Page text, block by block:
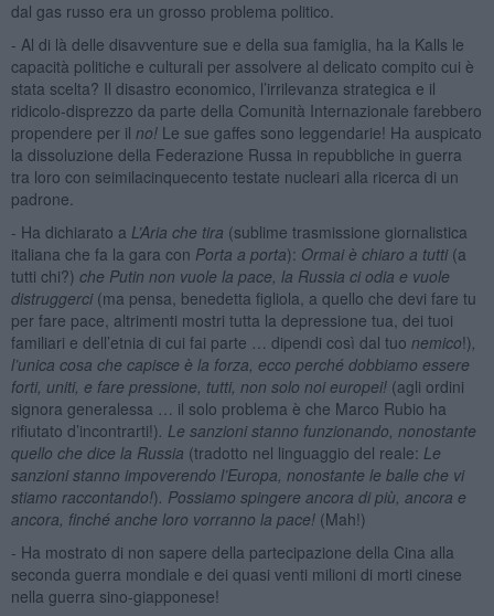
dal gas russo era un grosso problema politico.
- Al di là delle disavventure sue e della sua famiglia, ha la Kalls le
capacità politiche e culturali per assolvere al delicato compito cui è
stata scelta? Il disastro economico, l’irrilevanza strategica e il
ridicolo-disprezzo da parte della Comunità Internazionale farebbero
propendere per il no! Le sue gaffes sono leggendarie! Ha auspicato
la dissoluzione della Federazione Russa in repubbliche in guerra
tra loro con seimilacinquecento testate nucleari alla ricerca di un
padrone.
- Ha dichiarato a L’Aria che tira (sublime trasmissione giornalistica
italiana che fa la gara con Porta a porta): Ormai è chiaro a tutti (a
tutti chi?) che Putin non vuole la pace, la Russia ci odia e vuole
distruggerci(ma pensa, benedetta figliola, a quello che devi fare tu
per fare pace, altrimenti mostri tutta la depressione tua, dei tuoi
familiari e dell’etnia di cui fai parte … dipendi così dal tuo nemico!)
l’unica cosa che capisce è la forza, ecco perché dobbiamo essere
forti, uniti, e fare pressione, tutti, non solo noi europei! (agli ordini
signora generalessa … il solo problema è che Marco Rubio ha
rifiutato d’incontrarti!) . Le sanzioni stanno funzionando, nonostante
quello che dice la Russia (tradotto nel linguaggio del reale: Le
sanzioni stanno impoverendo l’Europa, nonostante le balle che vi
stiamo raccontando!) . Possiamo spingere ancora di più, ancora e
ancora, finché anche loro vorranno la pace! (Mah!)
- Ha mostrato di non sapere della partecipazione della Cina alla
seconda guerra mondiale e dei quasi venti milioni di morti cinese
nella guerra sino-giapponese!